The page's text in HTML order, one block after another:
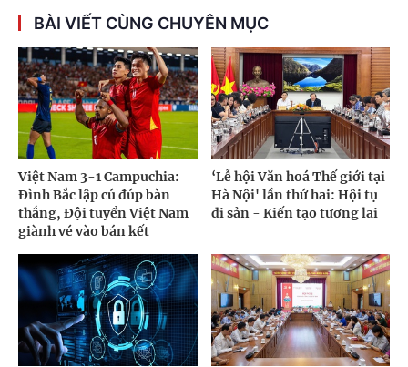
BÀI VIẾT CÙNG CHUYÊN MỤC
Việt Nam 3-1 Campuchia:
Đình Bắc lập cú đúp bàn
thắng, Đội tuyển Việt Nam
giành vé vào bán kết
‘Lễ hội Văn hoá Thế giới tại
Hà Nội' lần thứ hai: Hội tụ
di sản - Kiến tạo tương lai